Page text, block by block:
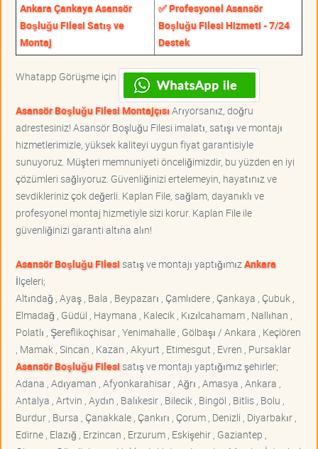
Ankara Çankaya Asansör
Boşluğu Filesi Satış ve
Montaj
✅ Profesyonel Asansör
Boşluğu Filesi Hizmeti - 7/24
Destek
Whatapp Görüşme için
Asansör Boşluğu Filesi MontajçısıArıyorsanız, doğru
adrestesiniz! Asansör Boşluğu Filesi imalatı, satışı ve montajı
hizmetlerimizle, yüksek kaliteyi uygun fiyat garantisiyle
sunuyoruz. Müşteri memnuniyeti önceliğimizdir, bu yüzden en iyi
çözümleri sağlıyoruz. Güvenliğinizi ertelemeyin, hayatınız ve
sevdikleriniz çok değerli. Kaplan File, sağlam, dayanıklı ve
profesyonel montaj hizmetiyle sizi korur. Kaplan File ile
güvenliğinizi garanti altına alın!
Asansör Boşluğu Filesisatış ve montajı yaptığımız Ankara
İlçeleri;
Altındağ , Ayaş , Bala , Beypazarı , Çamlıdere , Çankaya , Çubuk ,
Elmadağ , Güdül , Haymana , Kalecik , Kızılcahamam , Nallıhan ,
Polatlı , Şereflikoçhisar , Yenimahalle , Gölbaşı / Ankara , Keçiören
, Mamak , Sincan , Kazan , Akyurt , Etimesgut , Evren , Pursaklar
Asansör Boşluğu Filesisatış ve montajı yaptığımız şehirler;
Adana , Adıyaman , Afyonkarahisar , Ağrı , Amasya , Ankara ,
Antalya , Artvin , Aydın , Balıkesir , Bilecik , Bingöl , Bitlis , Bolu ,
Burdur , Bursa , Çanakkale , Çankırı , Çorum , Denizli , Diyarbakır ,
Edirne , Elazığ , Erzincan , Erzurum , Eskişehir , Gaziantep ,